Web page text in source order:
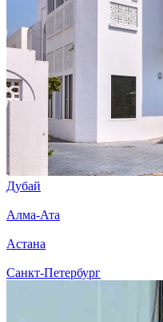
Дубай
Алма-Ата
Астана
Санкт-Петербург